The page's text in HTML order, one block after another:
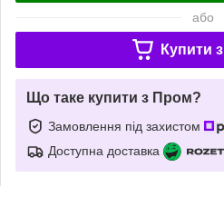
або
Купити з
Що таке купити з Пром?
Замовлення під захистом
Доступна доставка